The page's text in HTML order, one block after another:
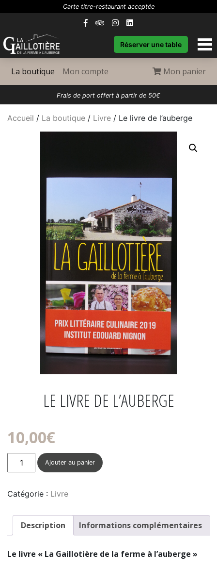
Carte titre-restaurant acceptée
Réserver une table
La boutique (current)
Mon compte Mon panier
Frais de port offert à partir de 50€
Accueil / La boutique / Livre / Le livre de l’auberge
LE LIVRE DE L’AUBERGE
10,00€
quantité
de
livre
l'auberge
Ajouter au panier
Catégorie : Livre
Description Informations complémentaires
Le livre « La Gaillotière de la ferme à l’auberge »